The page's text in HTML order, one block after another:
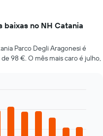
baixas no NH Catania
Parco Degli Aragonesi é
98 €. O mês mais caro é julho,